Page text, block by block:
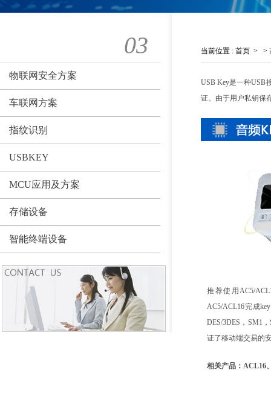
03
物联网安全方案
车联网方案
指纹识别
USBKEY
MCU应用及方案
存储设备
智能终端设备
当前位置 : 首页 > >
USB Key是一种USB
证。由于用户私钥保
推荐使用AC5/
AC5/ACL16完成
DES/3DES，SM1
证了移动端交易的
相关产品：ACL16